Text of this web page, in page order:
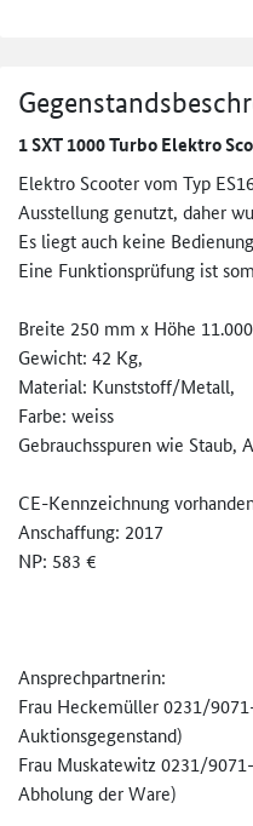
1 SXT 1000 Turbo Elektro
Elektro Scooter vom Typ
Ausstellung genutzt, daher
Es liegt auch keine
Eine Funktionsprüfung ist
Breite 250 mm x Höhe
Gewicht: 42 Kg,
Material: Kunststoff/Metall,
Farbe: weiss
Gebrauchsspuren wie Staub,
CE-Kennzeichnung
Anschaffung: 2017
NP: 583 €
Ansprechpartnerin:
Frau Heckemüller 0231/
Auktionsgegenstand)
Frau Muskatewitz 0231/
Abholung der Ware)